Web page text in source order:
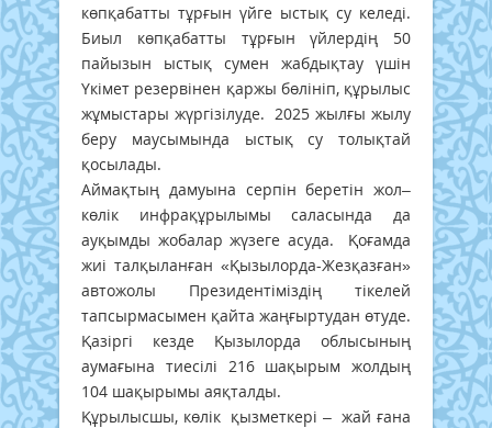
көпқабатты тұрғын үйге ыстық су келеді.
Биыл көпқабатты тұрғын үйлердің 50
пайызын ыстық сумен жабдықтау үшін
Үкімет резервінен қаржы бөлініп, құрылыс
жұмыстары жүргізілуде. 2025 жылғы жылу
беру маусымында ыстық су толықтай
қосылады.
Аймақтың дамуына серпін беретін жол–
көлік инфрақұрылымы саласында да
ауқымды жобалар жүзеге асуда. Қоғамда
жиі талқыланған «Қызылорда-Жезқазған»
автожолы Президентіміздің тікелей
тапсырмасымен қайта жаңғыртудан өтуде.
Қазіргі кезде Қызылорда облысының
аумағына тиесілі 216 шақырым жолдың
104 шақырымы аяқталды.
Құрылысшы, көлік қызметкері – жай ғана